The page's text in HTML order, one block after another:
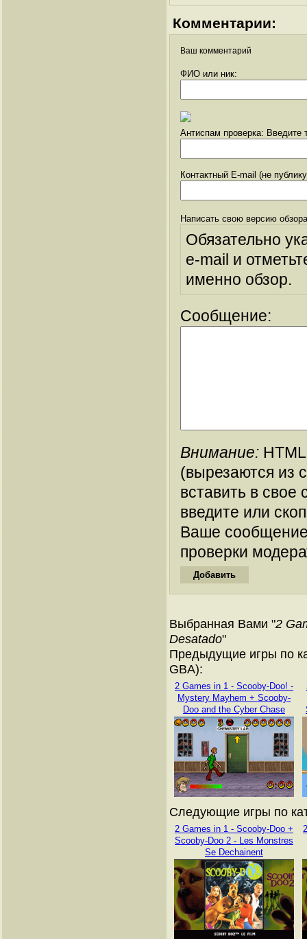
Комментарии:
Ваш комментарий
ФИО или ник:
Антиспам проверка: Введите
Контактный E-mail (не
Написать свою версию
Обязательно
e-mail и
именно обзор.
Сообщение:
Внимание:
(вырезаются из
вставить в
введите или
Ваше
проверки
Выбранная Вами "2
Desatado"
Предыдущие игры по
GBA):
2 Games in 1 - Scooby-Doo! -
Mystery Mayhem + Scooby-
Doo and the Cyber Chase
Следующие игры по
2 Games in 1 - Scooby-Doo +
Scooby-Doo 2 - Les Monstres
Se Dechainent